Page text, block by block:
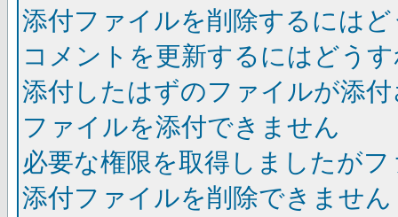
添付ファイルを削除するには
コメントを更新するにはどう
添付したはずのファイルが添
ファイルを添付できません
必要な権限を取得しましたが
添付ファイルを削除できません